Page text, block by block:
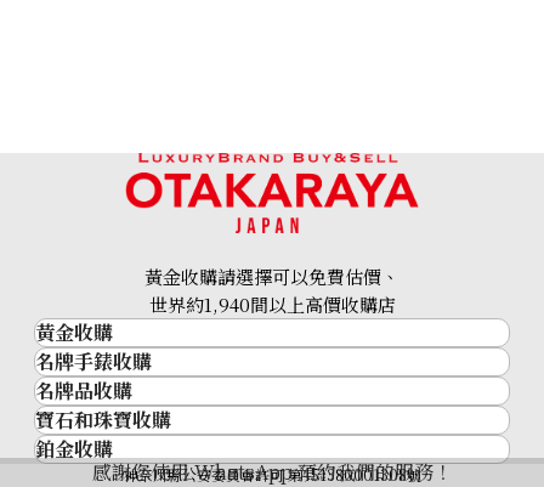
Pt900 brown diamond ring 1.27ct
參考回收價
HKD 7,368.39
感謝您使用 WhatsApp 預約我們的服務！
黃金收購請選擇可以免費估價、
世界約1,940間以上高價收購店
黃金收購
黃金･金條
金條
金幣及銀幣
過去十年黃金價格
名牌手錶收購
名牌手錶收購
勞力士 (Rolex)
Patek Philippe
名牌品收購
名牌品收購
HERMES
寶石和珠寶收購
寶石和珠寶
鉑金收購
神奈川縣公安委員會許可 第451380001308號